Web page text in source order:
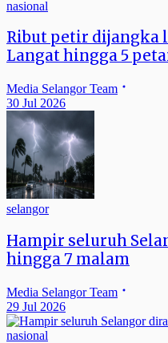
nasional
Ribut petir dijangka
Langat hingga 5
Media Selangor Team
30 Jul 2026
selangor
Hampir seluruh
hingga 7 malam
Media Selangor Team
29 Jul 2026
nasional